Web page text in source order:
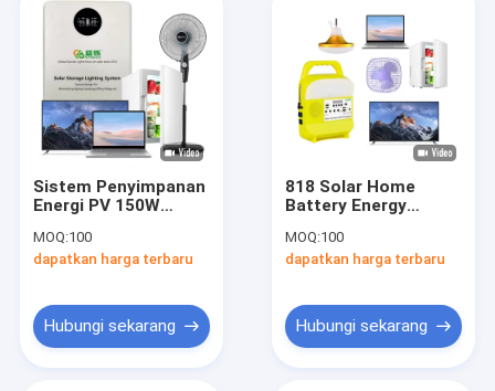
Sistem Penyimpanan
Energi PV 150W
Untuk Gudang Garasi
Darurat Berkemah
MOQ:100
dapatkan harga terbaru
Hubungi sekarang
818 Solar Home
Battery Energy
Lampu Energi
Terbarukan IP65
MOQ:100
dapatkan harga terbaru
Hubungi sekarang